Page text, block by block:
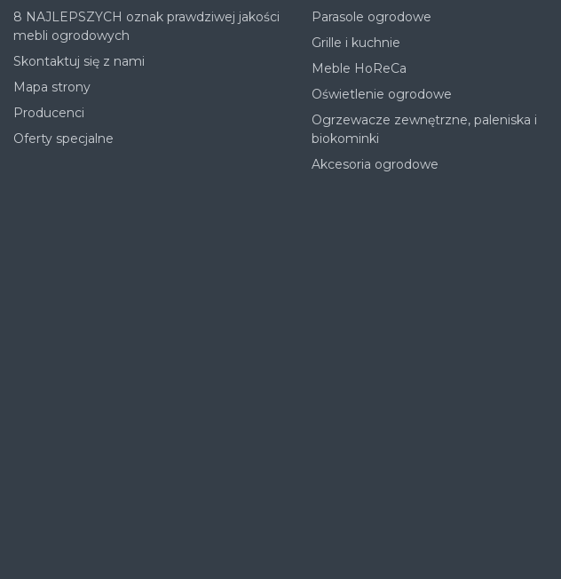
8 NAJLEPSZYCH oznak prawdziwej jakości
mebli ogrodowych
Skontaktuj się z nami
Mapa strony
Producenci
Oferty specjalne
Parasole ogrodowe
Grille i kuchnie
Meble HoReCa
Oświetlenie ogrodowe
Ogrzewacze zewnętrzne, paleniska i
biokominki
Akcesoria ogrodowe